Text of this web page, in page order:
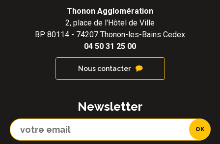
Thonon Agglomération
2, place de l'Hôtel de Ville
BP 80114 - 74207 Thonon-les-Bains Cedex
04 50 31 25 00
Nous contacter
Newsletter